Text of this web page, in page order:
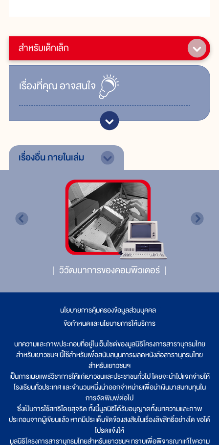
สำหรับเด็กเล็ก
เรื่ิองที่คุณอาจสนใจ
เรื่องอื่นภายในเล่ม
วิวัฒนาการของคอมพิวเตอร์
นโยบายการคุ้มครองข้อมูลส่วนบุคคล
ข้อกำหนดและนโยบายการให้บริการ
บทความและภาพประกอบที่อยู่ในเว็บไซต์ของมูลนิธิโครงการสารานุกรมไทย
สำหรับเยาวชนฯ นี้ใช้สำหรับเพื่อสนับสนุนการผลิตหนังสือสารานุกรมไทย
สำหรับเยาวชนฯ
เป็นการเผยแพร่วิชาการให้แก่เยาวชนและประชาชนทั่วไป โดยจะนำไปแจกจ่ายให้
โรงเรียนทั่วประเทศ และจำนวนหนึ่งนำออกจำหน่ายเพื่อนำเงินมาสมทบทุนใน
การจัดพิมพ์ต่อไป
ซึ่งเป็นการใช้สิทธิโดยสุจริต ทั้งนี้มูลนิธิได้รับอนุญาตทั้งบทความและภาพ
ประกอบจากผู้เขียนแล้ว หากมีประเด็นขัดข้องสงสัยในเรื่องลิขสิทธิ์อย่างใด ขอได้
โปรดแจ้งให้
มูลนิธิโครงการสารานุกรมไทยสำหรับเยาวชนฯ ทราบเพื่อพิจารณาแก้ไขความ